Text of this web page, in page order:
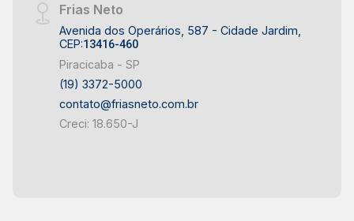
Frias Neto
Avenida dos Operários, 587 - Cidade Jardim,
CEP:13416-460
Piracicaba - SP
(19) 3372-5000
contato@friasneto.com.br
Creci: 18.650-J